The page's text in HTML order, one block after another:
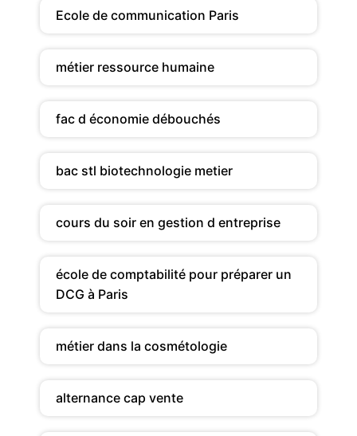
Ecole de communication Paris
métier ressource humaine
fac d économie débouchés
bac stl biotechnologie metier
cours du soir en gestion d entreprise
école de comptabilité pour préparer un
DCG à Paris
métier dans la cosmétologie
alternance cap vente